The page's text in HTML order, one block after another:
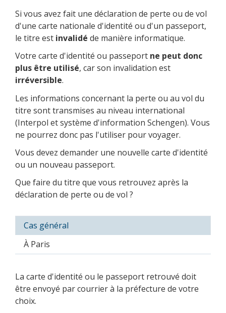
Si vous avez fait une déclaration de perte ou de vol
d'une carte nationale d'identité ou d'un passeport,
le titre est invalidé de manière informatique.
Votre carte d'identité ou passeport ne peut donc
plus être utilisé, car son invalidation est
irréversible.
Les informations concernant la perte ou au vol du
titre sont transmises au niveau international
(Interpol et système d'information Schengen). Vous
ne pourrez donc pas l'utiliser pour voyager.
Vous devez demander une nouvelle carte d'identité
ou un nouveau passeport.
Que faire du titre que vous retrouvez après la
déclaration de perte ou de vol ?
Cas général
À Paris
La carte d'identité ou le passeport retrouvé doit
être envoyé par courrier à la préfecture de votre
choix.